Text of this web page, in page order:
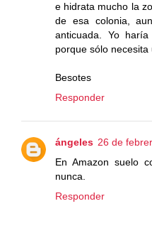
e hidrata mucho la
de esa colonia,
anticuada. Yo
porque sólo
Besotes
Responder
ángeles 26 de
En Amazon suelo
nunca.
Responder